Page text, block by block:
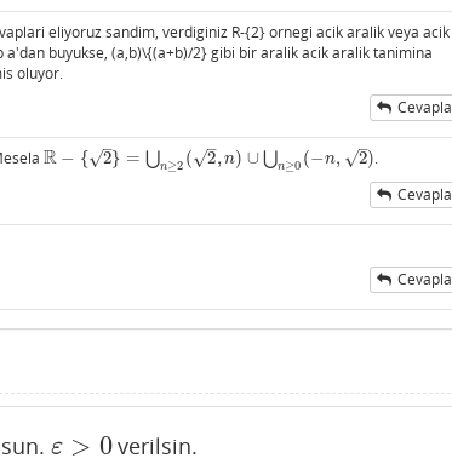
eliyoruz sandim, verdiginiz R-{2} ornegi acik aralik veya acik
buyukse, (a,b)\{(a+b)/2} gibi bir aralik acik aralik tanimina
oluyor.
Cevapla
R − { 2
–
√ } = ⋃n≥2 ( 2
–
√ , n) ∪ ⋃n≥0 (−n, 2
–
√ )
R− {2 =⋃n≥2 (2 n )∪⋃n≥0(−n,2) .
Cevapla
Cevapla
ε > 0
ε>0 verilsin.